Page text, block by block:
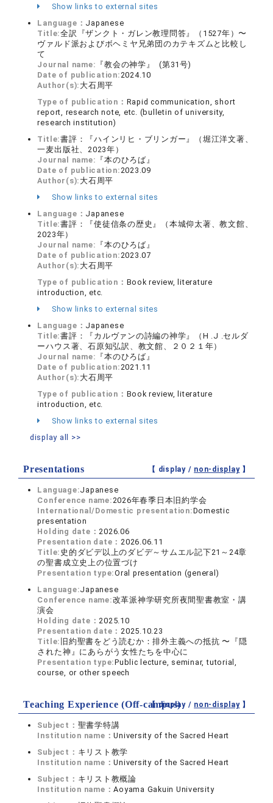
Show links to external sites
Language： Japanese
Title:全訳『ザンクト・ガレン教理問答』（1527年）〜
ヴァルド派およびボヘミヤ兄弟団のカテキズムと比較し
て
Journal name: 『教会の神学』 (第31号)
Date of publication:2024.10
Author(s): 大石周平
Type of publication： Rapid communication, short
report, research note, etc. (bulletin of university,
research institution)
Title:書評：『ハインリヒ・ブリンガー』（堀江洋文著、
一麦出版社、2023年）
Journal name: 『本のひろば』
Date of publication:2023.09
Author(s): 大石周平
Show links to external sites
Language： Japanese
Title:書評：『使徒信条の歴史』（本城仰太著、教文館、
2023年）
Journal name: 『本のひろば』
Date of publication:2023.07
Author(s): 大石周平
Type of publication： Book review, literature
introduction, etc.
Show links to external sites
Language： Japanese
Title:書評：『カルヴァンの詩編の神学』（H .J .セルダ
ーハウス著、石原知弘訳、教文館、２０２１年）
Journal name: 『本のひろば』
Date of publication:2021.11
Author(s): 大石周平
Type of publication： Book review, literature
introduction, etc.
Show links to external sites
display all >>
Presentations 【 display / non-display】
Language:Japanese
Conference name:2026年春季日本旧約学会
International/Domestic presentation:Domestic
presentation
Holding date：2026.06
Presentation date：2026.06.11
Title: 史的ダビデ以上のダビデ～サムエル記下21～24章
の聖書成立史上の位置づけ
Presentation type:Oral presentation (general)
Language:Japanese
Conference name:改革派神学研究所夜間聖書教室・講
演会
Holding date：2025.10
Presentation date：2025.10.23
Title: 旧約聖書をどう読むか：排外主義への抵抗 〜『隠
された神』にあらがう女性たちを中心に
Presentation type:Public lecture, seminar, tutorial,
course, or other speech
Teaching Experience (Off-campus)
【 display / non-display】
Subject： 聖書学特講
Institution name：University of the Sacred Heart
Subject： キリスト教学
Institution name：University of the Sacred Heart
Subject： キリスト教概論
Institution name：Aoyama Gakuin University